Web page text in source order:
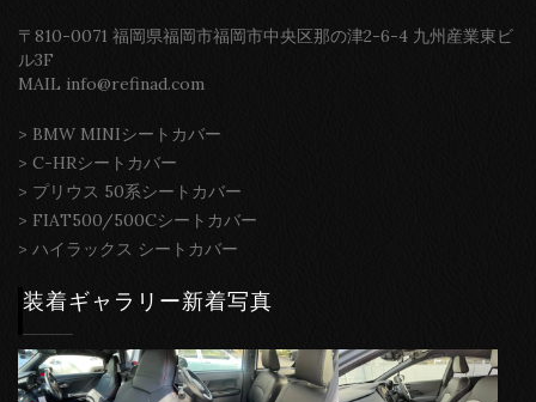
〒810-0071 福岡県福岡市福岡市中央区那の津2-6-4 九州産業東ビ
ル3F
MAIL info@refinad.com
> BMW MINIシートカバー
> C-HRシートカバー
> プリウス 50系シートカバー
> FIAT500/500Cシートカバー
> ハイラックス シートカバー
装着ギャラリー新着写真